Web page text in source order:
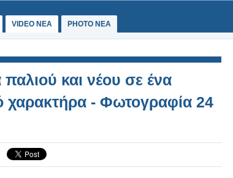
VIDEO NEA PHOTO NEA
και νέου σε ένα
χαρακτήρα - Φωτογραφία 24